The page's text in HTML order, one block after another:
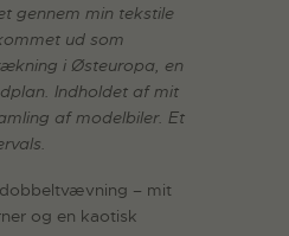
gennem min tekstile
ud som
i Østeuropa, en
Indholdet af mit
af modelbiler. Et
– mit
og en kaotisk